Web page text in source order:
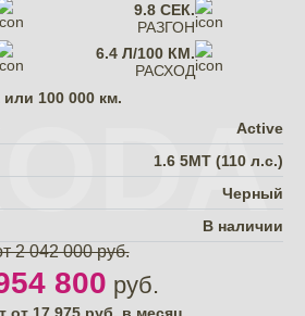
или 100 000 км.
Active
1.6 5МТ (110 л.с.)
Черный
В наличии
2 042 000 руб.
800 руб.
9.8 СЕК.
РАЗГОН
6.4 Л/100 КМ.
РАСХОД